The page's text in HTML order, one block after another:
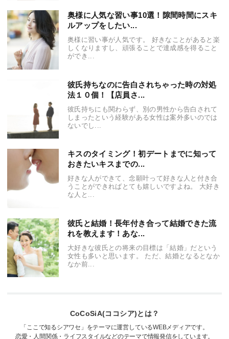
奥様に人気な習い事10選！隙間時間にスキ
ルアップをしたい...
奥様に習い事が人気です。 好きなことがあると楽
しくなりますし、頑張ることで達成感を得ること
ができ...
彼氏持ちなのに告白されちゃった時の対処
法１０個！【店員さ...
彼氏持ちにも関わらず、別の男性から告白されて
しまったという経験がある女性は案外多いのでは
ないでし...
キスのタイミング！初デートまでに知って
おきたいキスまでの...
好きな人ができて、念願叶って好きな人と付き合
うことができればとても嬉しいですよね。 大好き
な人と...
彼氏と結婚！長年付き合って結婚できた流
れを教えます！あな...
大好きな彼氏との将来の目標は「結婚」だという
女性も多いと思います。 ただ、結婚となるとなか
なか前...
CoCoSiA(ココシア)とは？
「ここで知るシアワセ」をテーマに運営しているWEBメディアです。
恋愛・人間関係・ライフスタイルなどのテーマで情報発信をしています。